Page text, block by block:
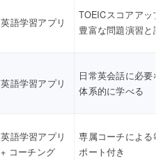
英語学習アプリ
TOEICスコアアップ
豊富な問題演習と講
英語学習アプリ
日常英会話に必要な
体系的に学べる
英語学習アプリ
+ コーチング
専属コーチによる毎
ポート付き